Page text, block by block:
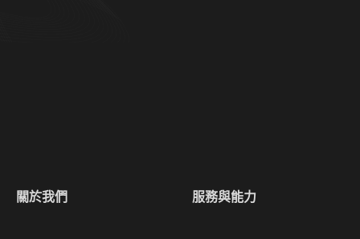
關於我們 服務與能力